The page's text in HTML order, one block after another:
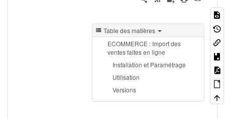
Table des matières
ECOMMERCE : Import des
ventes faites en ligne
Installation et Paramétrage
Utilisation
Versions